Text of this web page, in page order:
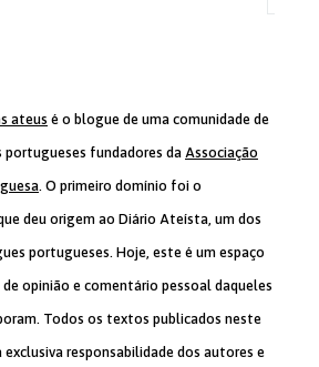
ateus é o blogue de uma comunidade de
portugueses fundadores da Associação
. O primeiro domínio foi o
deu origem ao Diário Ateísta, um dos
portugueses. Hoje, este é um espaço
opinião e comentário pessoal daqueles
Todos os textos publicados neste
exclusiva responsabilidade dos autores e